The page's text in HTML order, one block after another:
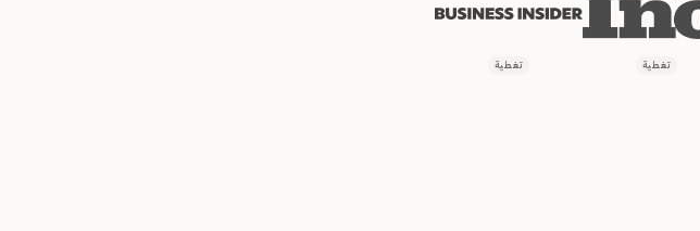
تغطية تغطية